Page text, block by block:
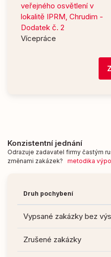
veřejného osvětlení v
lokalitě IPRM, Chrudim -
Dodatek č. 2
Vícepráce
Konzistentní jednání
Odrazuje zadavatel firmy častým
změnami zakázek? metodika
Druh pochybení
Vypsané zakázky bez
Zrušené zakázky